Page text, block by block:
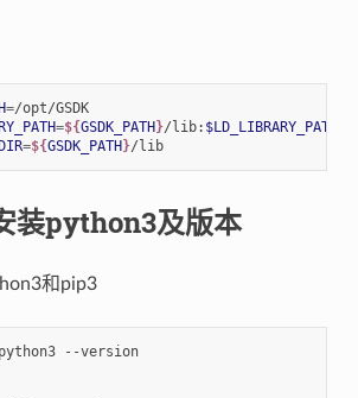
=
/opt/GSDK
=${GSDK_PATH}/lib: $LD_LIBRARY_PATH
=${GSDK_PATH} /lib
装python3及版本
和pip3
--version